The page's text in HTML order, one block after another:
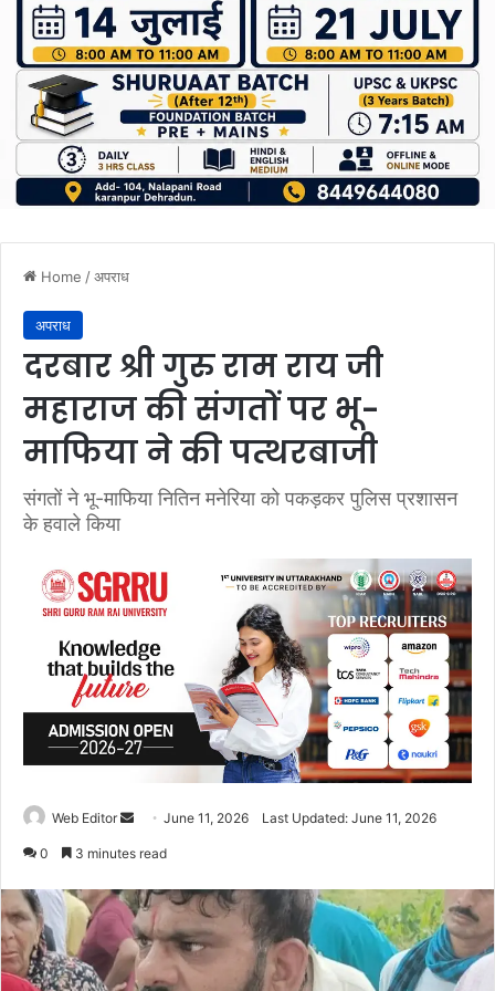
Home /अपराध
अपराध
दरबार श्री गुरु राम राय जी
महाराज की संगतों पर भू-
माफिया ने की पत्थरबाजी
संगतों ने भू-माफिया नितिन मनेरिया को पकड़कर पुलिस प्रशासन
के हवाले किया
Web Editor
d
a
n
June 11, 2026 Last Updated: June 11, 2026
0 3 minutes read